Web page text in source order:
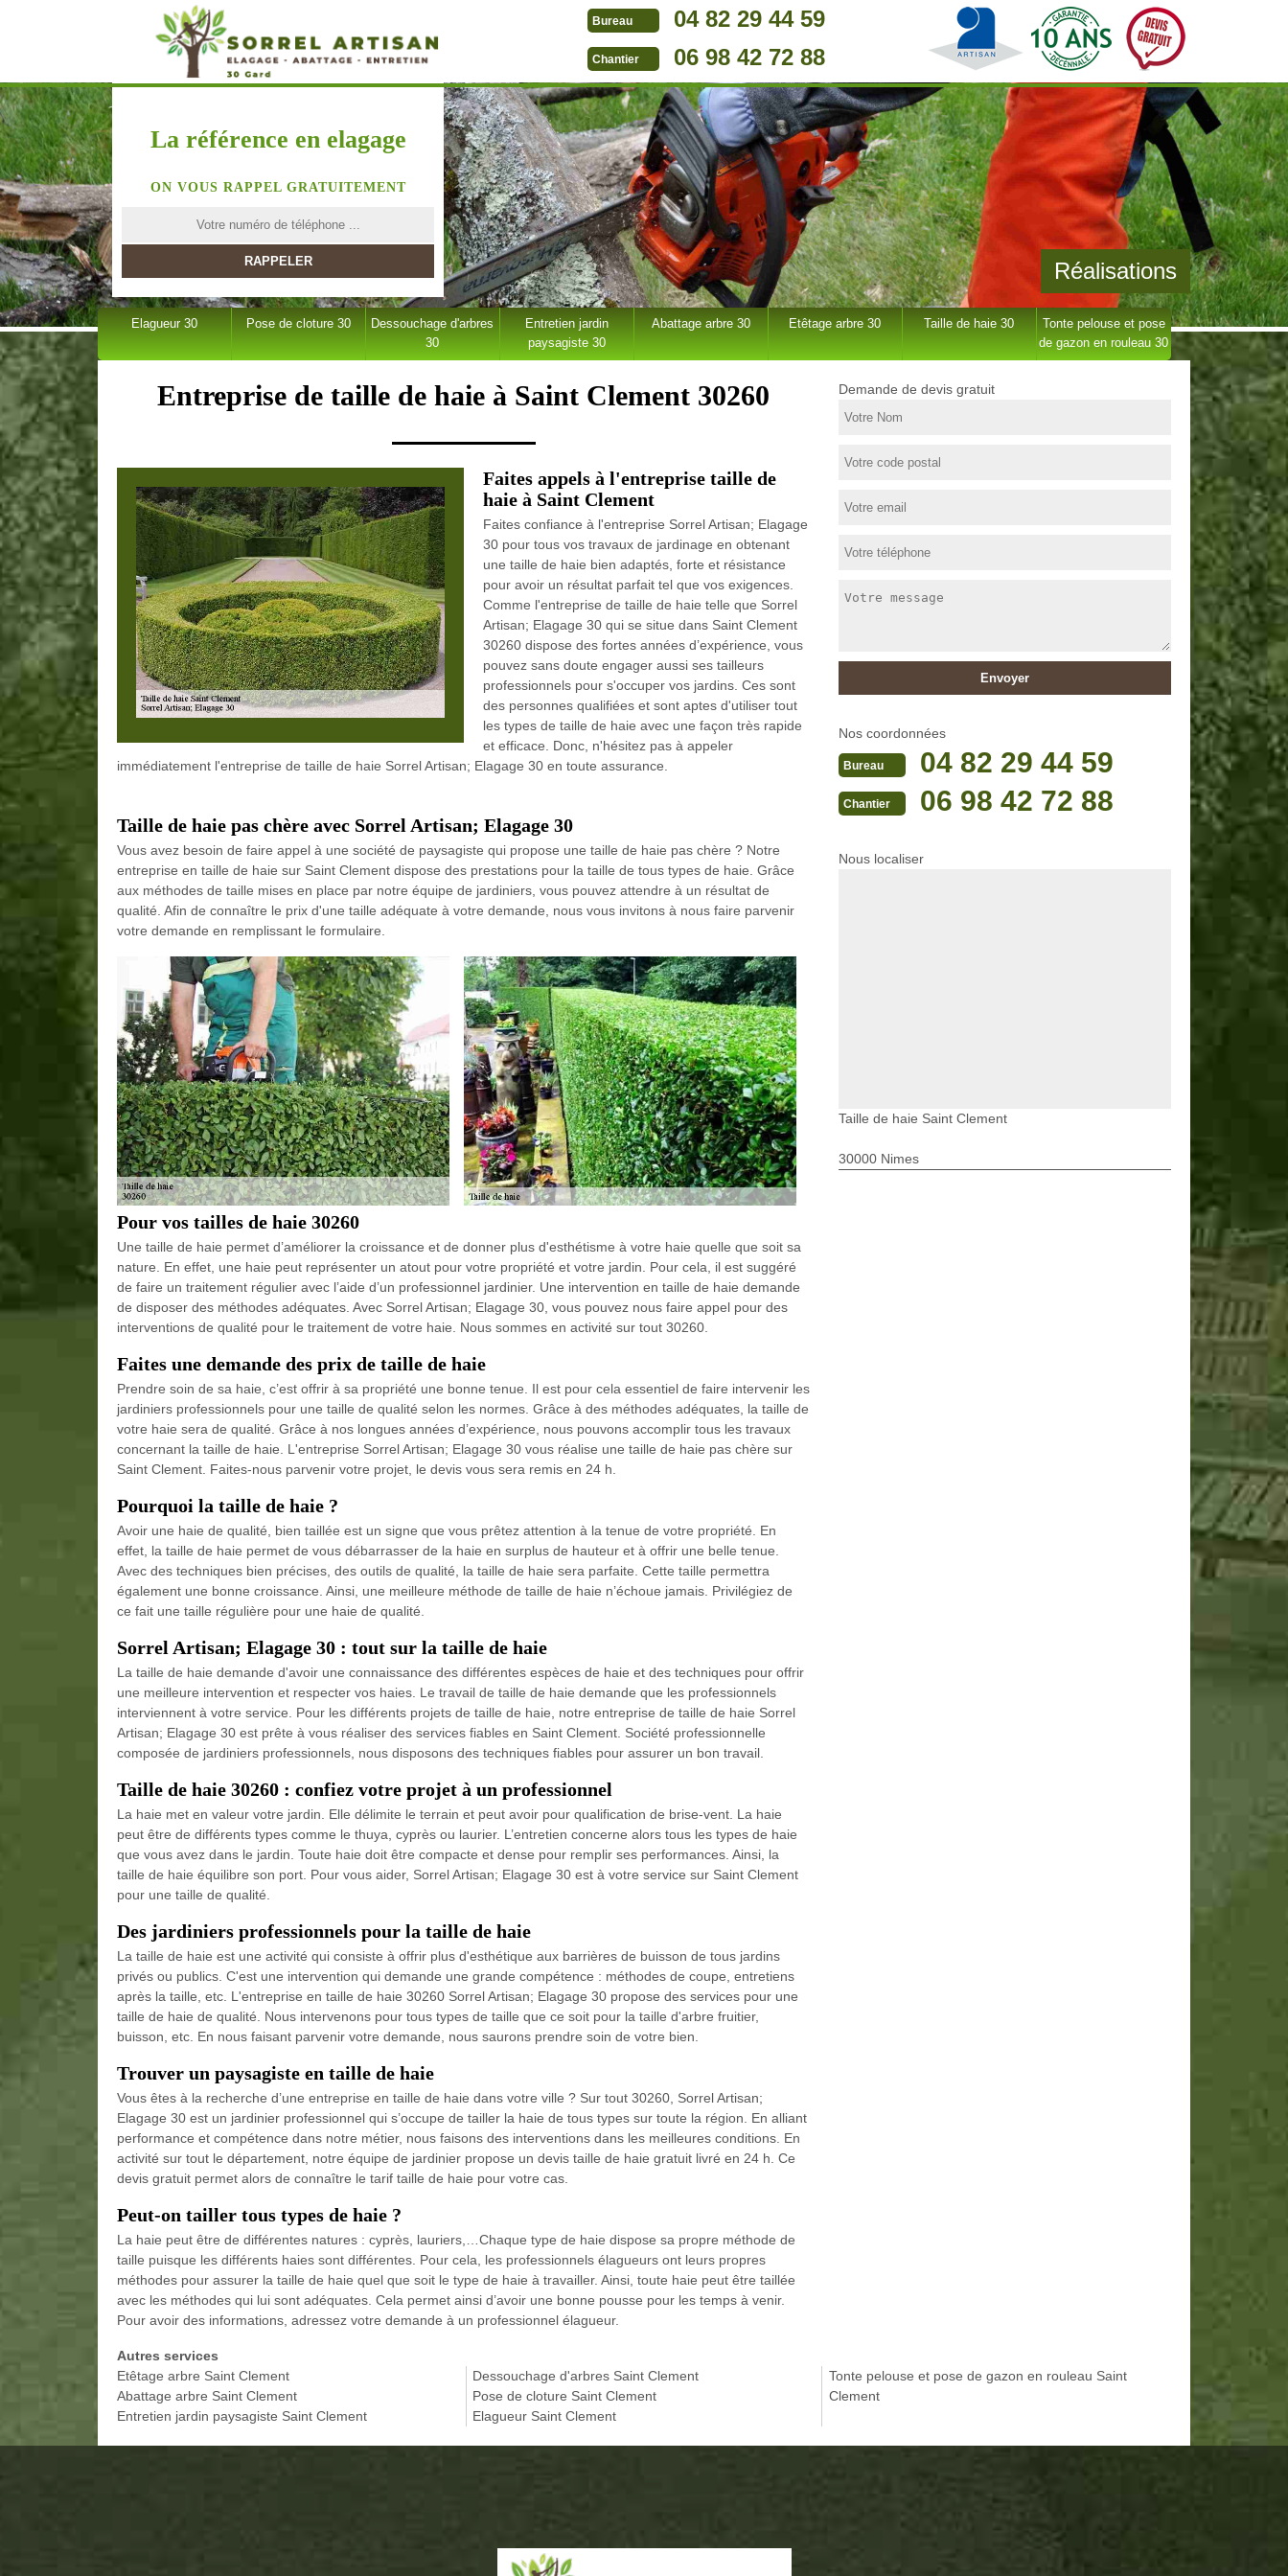
Bureau 04 82 29 44 59
Chantier 06 98 42 72 88
La référence en elagage
ON VOUS RAPPEL GRATUITEMENT
Réalisations
Elagueur 30 Pose de cloture 30
Dessouchage d'arbres
30
Entretien jardin
paysagiste 30
Abattage arbre 30 Etêtage arbre 30 Taille de haie 30
Tonte pelouse et pose
de gazon en rouleau 30
Entreprise de taille de haie à Saint Clement 30260
Faites appels à l'entreprise taille de
haie à Saint Clement
Faites confiance à l'entreprise Sorrel Artisan; Elagage
30 pour tous vos travaux de jardinage en obtenant
une taille de haie bien adaptés, forte et résistance
pour avoir un résultat parfait tel que vos exigences.
Comme l'entreprise de taille de haie telle que Sorrel
Artisan; Elagage 30 qui se situe dans Saint Clement
30260 dispose des fortes années d’expérience, vous
pouvez sans doute engager aussi ses tailleurs
professionnels pour s'occuper vos jardins. Ces sont
des personnes qualifiées et sont aptes d'utiliser tout
les types de taille de haie avec une façon très rapide
et efficace. Donc, n'hésitez pas à appeler
immédiatement l'entreprise de taille de haie Sorrel Artisan; Elagage 30 en toute assurance.
Taille de haie pas chère avec Sorrel Artisan; Elagage 30
Vous avez besoin de faire appel à une société de paysagiste qui propose une taille de haie pas chère ? Notre
entreprise en taille de haie sur Saint Clement dispose des prestations pour la taille de tous types de haie. Grâce
aux méthodes de taille mises en place par notre équipe de jardiniers, vous pouvez attendre à un résultat de
qualité. Afin de connaître le prix d'une taille adéquate à votre demande, nous vous invitons à nous faire parvenir
votre demande en remplissant le formulaire.
Pour vos tailles de haie 30260
Une taille de haie permet d’améliorer la croissance et de donner plus d'esthétisme à votre haie quelle que soit sa
nature. En effet, une haie peut représenter un atout pour votre propriété et votre jardin. Pour cela, il est suggéré
de faire un traitement régulier avec l’aide d’un professionnel jardinier. Une intervention en taille de haie demande
de disposer des méthodes adéquates. Avec Sorrel Artisan; Elagage 30, vous pouvez nous faire appel pour des
interventions de qualité pour le traitement de votre haie. Nous sommes en activité sur tout 30260.
Faites une demande des prix de taille de haie
Prendre soin de sa haie, c’est offrir à sa propriété une bonne tenue. Il est pour cela essentiel de faire intervenir les
jardiniers professionnels pour une taille de qualité selon les normes. Grâce à des méthodes adéquates, la taille de
votre haie sera de qualité. Grâce à nos longues années d’expérience, nous pouvons accomplir tous les travaux
concernant la taille de haie. L'entreprise Sorrel Artisan; Elagage 30 vous réalise une taille de haie pas chère sur
Saint Clement. Faites-nous parvenir votre projet, le devis vous sera remis en 24 h.
Pourquoi la taille de haie ?
Avoir une haie de qualité, bien taillée est un signe que vous prêtez attention à la tenue de votre propriété. En
effet, la taille de haie permet de vous débarrasser de la haie en surplus de hauteur et à offrir une belle tenue.
Avec des techniques bien précises, des outils de qualité, la taille de haie sera parfaite. Cette taille permettra
également une bonne croissance. Ainsi, une meilleure méthode de taille de haie n’échoue jamais. Privilégiez de
ce fait une taille régulière pour une haie de qualité.
Sorrel Artisan; Elagage 30 : tout sur la taille de haie
La taille de haie demande d'avoir une connaissance des différentes espèces de haie et des techniques pour offrir
une meilleure intervention et respecter vos haies. Le travail de taille de haie demande que les professionnels
interviennent à votre service. Pour les différents projets de taille de haie, notre entreprise de taille de haie Sorrel
Artisan; Elagage 30 est prête à vous réaliser des services fiables en Saint Clement. Société professionnelle
composée de jardiniers professionnels, nous disposons des techniques fiables pour assurer un bon travail.
Taille de haie 30260 : confiez votre projet à un professionnel
La haie met en valeur votre jardin. Elle délimite le terrain et peut avoir pour qualification de brise-vent. La haie
peut être de différents types comme le thuya, cyprès ou laurier. L’entretien concerne alors tous les types de haie
que vous avez dans le jardin. Toute haie doit être compacte et dense pour remplir ses performances. Ainsi, la
taille de haie équilibre son port. Pour vous aider, Sorrel Artisan; Elagage 30 est à votre service sur Saint Clement
pour une taille de qualité.
Des jardiniers professionnels pour la taille de haie
La taille de haie est une activité qui consiste à offrir plus d'esthétique aux barrières de buisson de tous jardins
privés ou publics. C'est une intervention qui demande une grande compétence : méthodes de coupe, entretiens
après la taille, etc. L'entreprise en taille de haie 30260 Sorrel Artisan; Elagage 30 propose des services pour une
taille de haie de qualité. Nous intervenons pour tous types de taille que ce soit pour la taille d'arbre fruitier,
buisson, etc. En nous faisant parvenir votre demande, nous saurons prendre soin de votre bien.
Trouver un paysagiste en taille de haie
Vous êtes à la recherche d’une entreprise en taille de haie dans votre ville ? Sur tout 30260, Sorrel Artisan;
Elagage 30 est un jardinier professionnel qui s’occupe de tailler la haie de tous types sur toute la région. En alliant
performance et compétence dans notre métier, nous faisons des interventions dans les meilleures conditions. En
activité sur tout le département, notre équipe de jardinier propose un devis taille de haie gratuit livré en 24 h. Ce
devis gratuit permet alors de connaître le tarif taille de haie pour votre cas.
Peut-on tailler tous types de haie ?
La haie peut être de différentes natures : cyprès, lauriers,…Chaque type de haie dispose sa propre méthode de
taille puisque les différents haies sont différentes. Pour cela, les professionnels élagueurs ont leurs propres
méthodes pour assurer la taille de haie quel que soit le type de haie à travailler. Ainsi, toute haie peut être taillée
avec les méthodes qui lui sont adéquates. Cela permet ainsi d’avoir une bonne pousse pour les temps à venir.
Pour avoir des informations, adressez votre demande à un professionnel élagueur.
Demande de devis gratuit
Nos coordonnées
Bureau 04 82 29 44 59
Chantier 06 98 42 72 88
Nous localiser
Taille de haie Saint Clement
30000 Nimes
Autres services
Etêtage arbre Saint Clement
Abattage arbre Saint Clement
Entretien jardin paysagiste Saint Clement
Dessouchage d'arbres Saint Clement
Pose de cloture Saint Clement
Elagueur Saint Clement
Tonte pelouse et pose de gazon en rouleau Saint
Clement